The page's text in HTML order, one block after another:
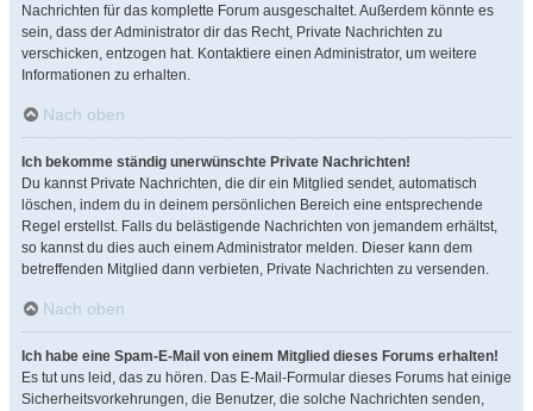
Nachrichten für das komplette Forum ausgeschaltet. Außerdem könnte es
sein, dass der Administrator dir das Recht, Private Nachrichten zu
verschicken, entzogen hat. Kontaktiere einen Administrator, um weitere
Informationen zu erhalten.
Nach oben
Ich bekomme ständig unerwünschte Private Nachrichten!
Du kannst Private Nachrichten, die dir ein Mitglied sendet, automatisch
löschen, indem du in deinem persönlichen Bereich eine entsprechende
Regel erstellst. Falls du belästigende Nachrichten von jemandem erhältst,
so kannst du dies auch einem Administrator melden. Dieser kann dem
betreffenden Mitglied dann verbieten, Private Nachrichten zu versenden.
Nach oben
Ich habe eine Spam-E-Mail von einem Mitglied dieses Forums erhalten!
Es tut uns leid, das zu hören. Das E-Mail-Formular dieses Forums hat einige
Sicherheitsvorkehrungen, die Benutzer, die solche Nachrichten senden,